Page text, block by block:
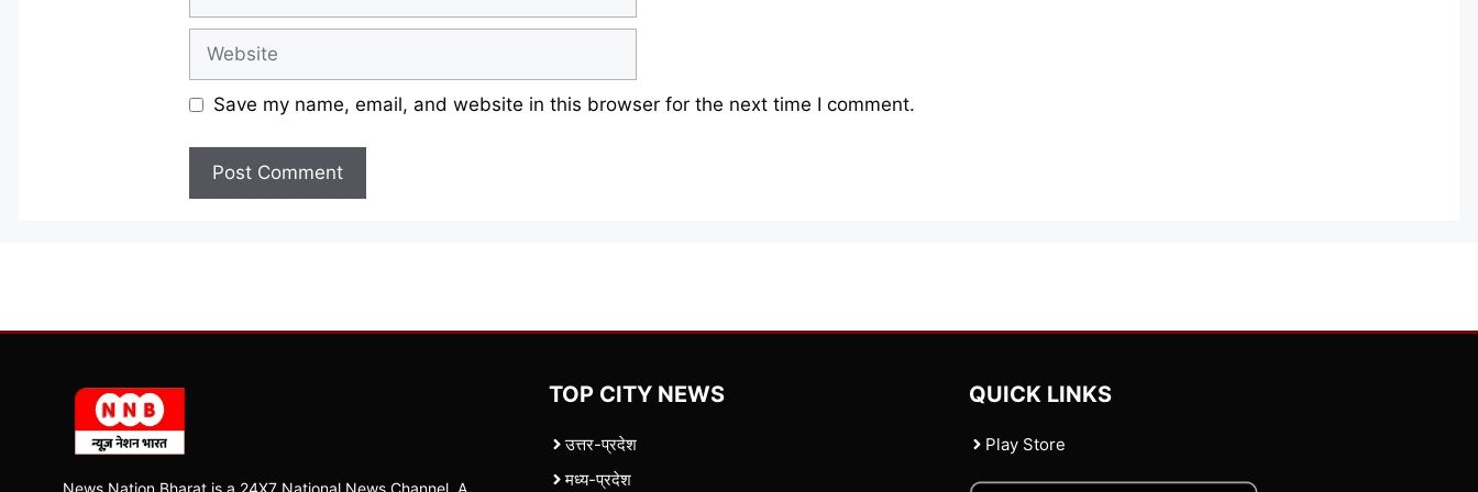
Website
Save my name, email, and website in this browser for the next time I comment.
News Nation Bharat is a 24X7 National News Channel, A
TOP CITY NEWS
उत्तर-प्रदेश
मध्य-प्रदेश
QUICK LINKS
Play Store